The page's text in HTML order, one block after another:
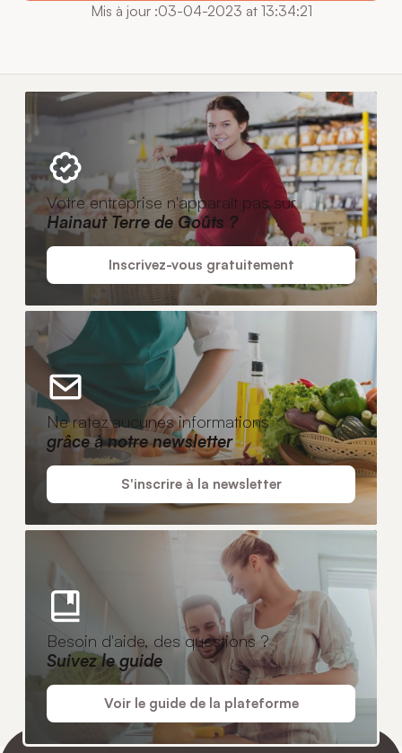
Mis à jour :03-04-2023 at 13:34:21
Votre entreprise n'apparaît pas sur
Hainaut Terre de Goûts ?
Inscrivez-vous gratuitement
Ne ratez aucunes informations
grâce à notre newsletter
S'inscrire à la newsletter
Besoin d'aide, des questions ?
Suivez le guide
Voir le guide de la plateforme